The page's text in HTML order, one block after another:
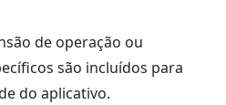
de operação ou
são incluídos para
do aplicativo.